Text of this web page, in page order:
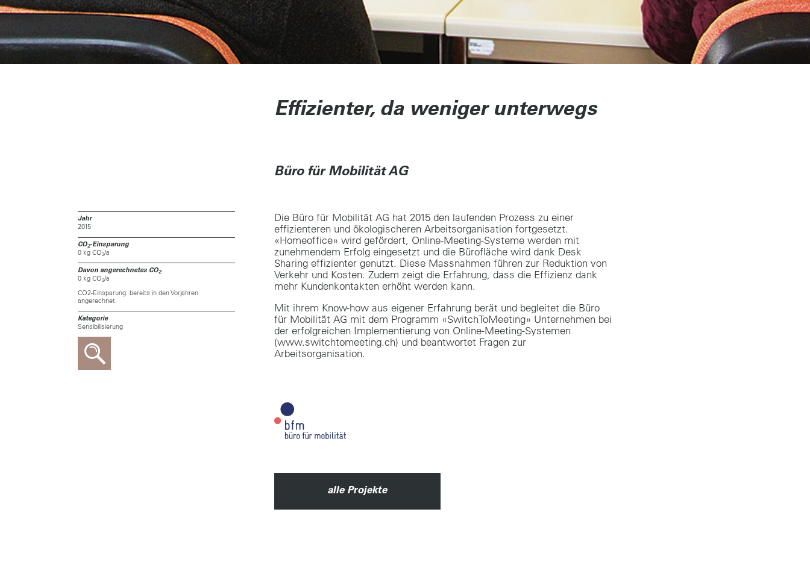
Effizienter, da weniger unterwegs
Büro für Mobilität AG
Jahr
2015
CO2-Einsparung
0 kg CO2/a
Davon angerechnetes CO2
0 kg CO2/a
CO2-Einsparung: bereits in den Vorjahren
angerechnet.
Kategorie
Sensibilisierung
Die Büro für Mobilität AG hat 2015 den laufenden Prozess zu einer
effizienteren und ökologischeren Arbeitsorganisation fortgesetzt.
«Homeoffice» wird gefördert, Online-Meeting-Systeme werden mit
zunehmendem Erfolg eingesetzt und die Bürofläche wird dank Desk
Sharing effizienter genutzt. Diese Massnahmen führen zur Reduktion von
Verkehr und Kosten. Zudem zeigt die Erfahrung, dass die Effizienz dank
mehr Kundenkontakten erhöht werden kann.
Mit ihrem Know-how aus eigener Erfahrung berät und begleitet die Büro
für Mobilität AG mit dem Programm «SwitchToMeeting» Unternehmen bei
der erfolgreichen Implementierung von Online-Meeting-Systemen
(www.switchtomeeting.ch) und beantwortet Fragen zur
Arbeitsorganisation.
alle Projekte